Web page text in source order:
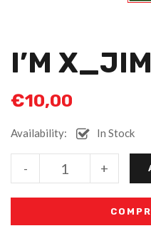
I’M
€10,00
Availability: In Stock
+
-
Alternative: